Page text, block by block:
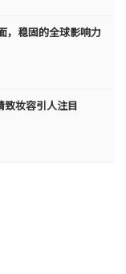
，稳固的全球影响力
致妆容引人注目